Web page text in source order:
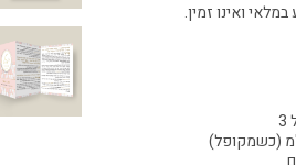
ואינו זמין.